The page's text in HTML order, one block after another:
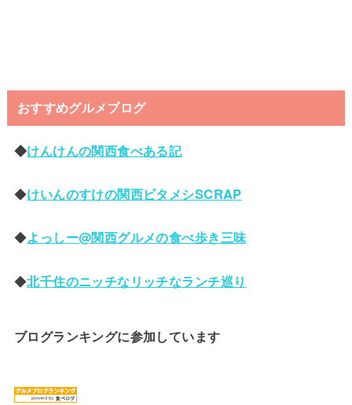
おすすめグルメブログ
◆けんけんの関西食べある記
◆けいんのすけの関西ビタメシSCRAP
◆よっしー@関西グルメの食べ歩き三味
◆北千住のニッチなリッチなランチ巡り
ブログランキングに参加しています